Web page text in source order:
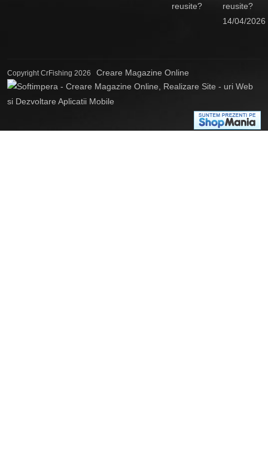
reusite?
14/04/2026
Copyright CrFishing 2026 Creare Magazine Online